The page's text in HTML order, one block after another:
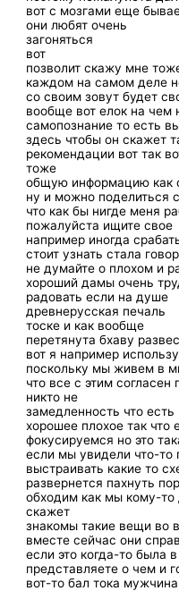
вот с мозгами еще
они любят очень
загоняться
вот
позволит скажу мне
каждом на самом деле
со своим зовут будет
вообще вот елок на чем
самопознание то есть
здесь чтобы он скажет
рекомендации вот так
тоже
общую информацию как
ну и можно поделиться
что как бы нигде меня
пожалуйста ищите свое
например иногда
стоит узнать стала
не думайте о плохом и
хороший дамы очень
радовать если на душе
древнерусская печаль
тоске и как вообще
перетянута бхаву
вот я например
поскольку мы живем в
что все с этим согласен
никто не
замедленность что
хорошее плохое так что
фокусируемся но это
если мы увидели что-то
выстраивать какие то
развернется пахнуть
обходим как мы кому-то
скажет
знакомы такие вещи во
вместе сейчас они
если это когда-то была
представляете о чем и
вот-то бал тока